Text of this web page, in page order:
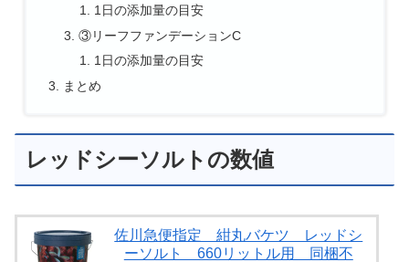
1日の添加量の目安
③リーフファンデーションC
1日の添加量の目安
まとめ
レッドシーソルトの数値
佐川急便指定 紺丸バケツ レッドシ
ーソルト 660リットル用 同梱不